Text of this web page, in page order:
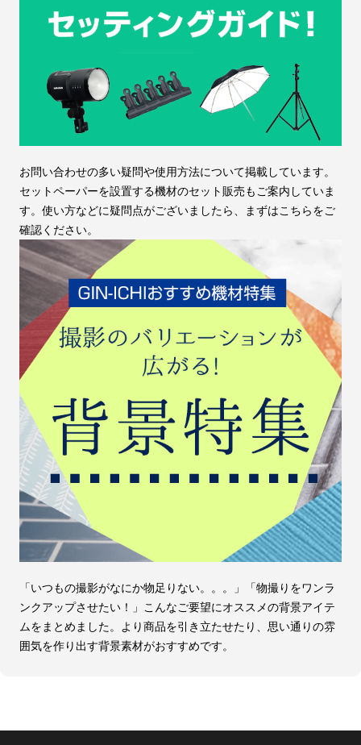
お問い合わせの多い疑問や使用方法について掲載しています。
セットペーパーを設置する機材のセット販売もご案内していま
す。使い方などに疑問点がございましたら、まずはこちらをご
確認ください。
「いつもの撮影がなにか物足りない。。。」「物撮りをワンラ
ンクアップさせたい！」こんなご要望にオススメの背景アイテ
ムをまとめました。より商品を引き立たせたり、思い通りの雰
囲気を作り出す背景素材がおすすめです。